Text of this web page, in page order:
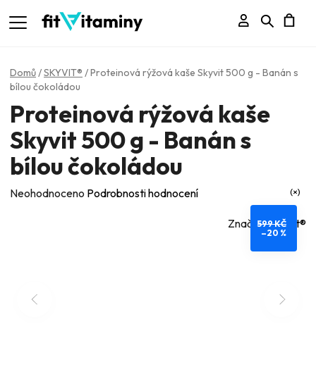
Přihlášení
Hledat
Domů/SKYVIT® /Proteinová rýžová kaše Skyvit 500 g - Banán s
bílou čokoládou
Proteinová rýžová kaše
Skyvit 500 g - Banán s
bílou čokoládou
Průměrné
Neohodnoceno Podrobnosti hodnocení
Značka:SkyVit®️
599 KČ
–20 %